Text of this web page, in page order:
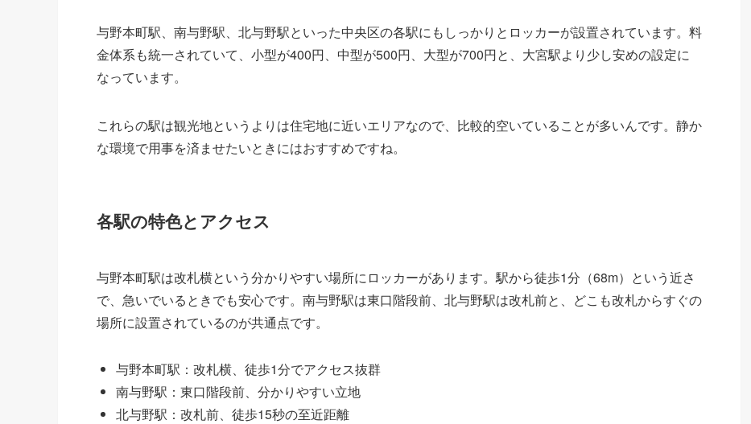
与野本町駅、南与野駅、北与野駅といった中央区の各駅にもしっかりとロッカーが設置されています。料
金体系も統一されていて、小型が400円、中型が500円、大型が700円と、大宮駅より少し安めの設定に
なっています。
これらの駅は観光地というよりは住宅地に近いエリアなので、比較的空いていることが多いんです。静か
な環境で用事を済ませたいときにはおすすめですね。
各駅の特色とアクセス
与野本町駅は改札横という分かりやすい場所にロッカーがあります。駅から徒歩1分（68m）という近さ
で、急いでいるときでも安心です。南与野駅は東口階段前、北与野駅は改札前と、どこも改札からすぐの
場所に設置されているのが共通点です。
与野本町駅：改札横、徒歩1分でアクセス抜群
南与野駅：東口階段前、分かりやすい立地
北与野駅：改札前、徒歩15秒の至近距離